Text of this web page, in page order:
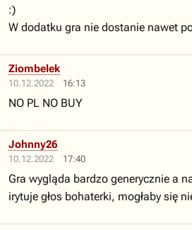
:)
W dodatku gra nie dostanie nawet
10.12.2022 16:13
Ziombelek
NO PL NO BUY
10.12.2022 17:40
Johnny26
Gra wygląda bardzo generycznie a
irytuje głos bohaterki, mogłaby się